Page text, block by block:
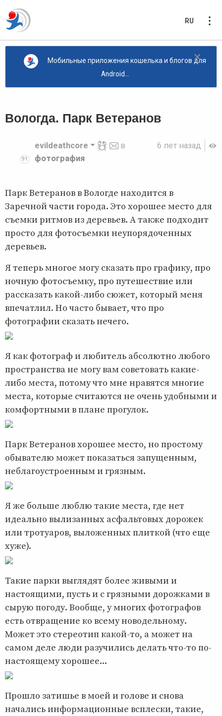
RU
×
Мобильные приложения кошелька и блогов для
Android...
Вологда. Парк Ветеранов
6 лет назад
91
evildeathcore
в
фотография
Парк Ветеранов в Вологде находится в
Заречной части города. Это хорошее место для
съемки ритмов из деревьев. А также подходит
просто для фотосъемки неупорядоченных
деревьев.
Я теперь многое могу сказать про графику, про
ночную фотосъемку, про путешествие или
рассказать какой-либо сюжет, который меня
впечатлил. Но часто бывает, что про
фотографии сказать нечего.
Я как фотограф и любитель абсолютно любого
пространства не могу вам советовать какие-
либо места, потому что мне нравятся многие
места, которые считаются не очень удобными и
комфортными в плане прогулок.
Парк Ветеранов хорошее место, но простому
обывателю может показаться запущенным,
неблагоустроенным и грязным.
Я же больше люблю такие места, где нет
идеально вылизанных асфальтовых дорожек
или тротуаров, выложенных плиткой (что еще
хуже).
Такие парки выглядят более живыми и
настоящими, пусть и с грязными дорожками в
сырую погоду. Вообще, у многих фотографов
есть отвращение ко всему новодельному.
Может это стереотип какой-то, а может на
самом деле люди разучились делать что-то по-
настоящему хорошее...
Прошло затишье в моей и голове и снова
начались информационные всплески, такие,